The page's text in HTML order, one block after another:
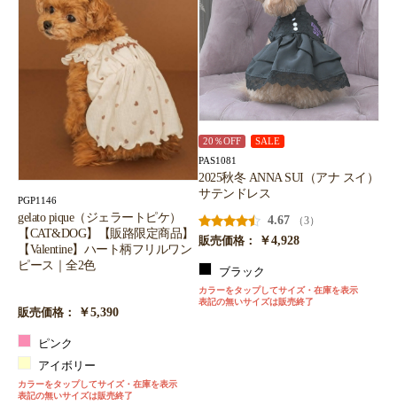
PGP1146
gelato pique（ジェラートピケ）
【CAT&DOG】【販路限定商品】
【Valentine】ハート柄フリルワン
ピース｜全2色
販売価格： ￥5,390
ピンク
アイボリー
カラーをタップしてサイズ・在庫を表示
表記の無いサイズは販売終了
20％OFF SALE
PAS1081
2025秋冬 ANNA SUI（アナ スイ）
サテンドレス
4.67
（3）
販売価格：
￥4,928
ブラック
カラーをタップしてサイズ・在庫を表示
表記の無いサイズは販売終了